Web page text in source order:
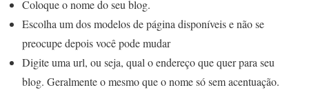
Coloque o nome do seu blog.
Escolha um dos modelos de página disponíveis e não se
preocupe depois você pode mudar
Digite uma url, ou seja, qual o endereço que quer para seu
blog. Geralmente o mesmo que o nome só sem acentuação.